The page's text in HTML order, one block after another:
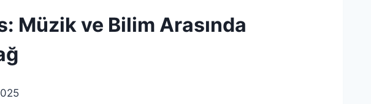
Müzik ve Bilim Arasında